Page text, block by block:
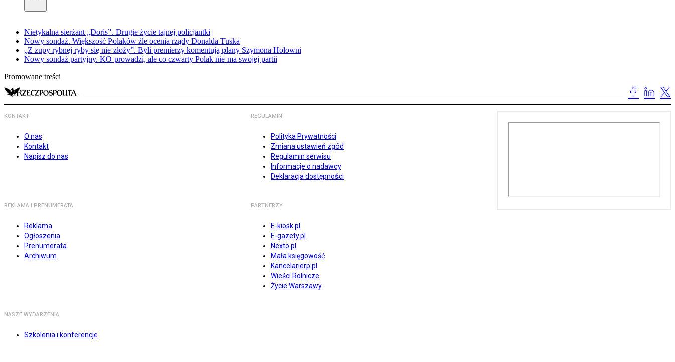
Nietykalna sierżant „Doris”. Drugie życie tajnej policjantki
Nowy sondaż. Większość Polaków źle ocenia rządy Donalda Tuska
„Z zupy rybnej ryby się nie złoży”. Byli premierzy komentują plany Szymona Hołowni
Nowy sondaż partyjny. KO prowadzi, ale co czwarty Polak nie ma swojej partii
Promowane treści
KONTAKT
O nas
Kontakt
Napisz do nas
REGULAMIN
Polityka Prywatności
Zmiana ustawień zgód
Regulamin serwisu
Informacje o nadawcy
Deklaracja dostępności
REKLAMA I PRENUMERATA
Reklama
Ogłoszenia
Prenumerata
Archiwum
PARTNERZY
E-kiosk.pl
E-gazety.pl
Nexto.pl
Mała księgowość
Kancelarierp.pl
Wieści Rolnicze
Życie Warszawy
NASZE WYDARZENIA
Szkolenia i konferencje